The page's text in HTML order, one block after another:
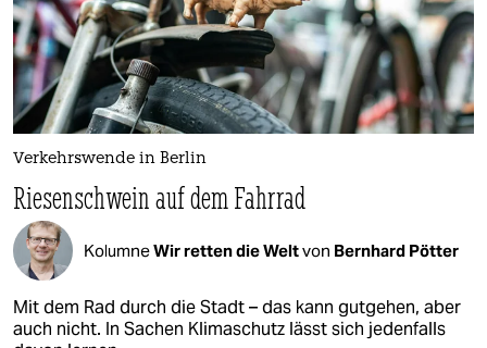
Verkehrswende in Berlin
Riesenschwein auf dem Fahrrad
KolumneWir retten die Weltvon Bernhard Pötter
Mit dem Rad durch die Stadt – das kann gutgehen, aber
auch nicht. In Sachen Klimaschutz lässt sich jedenfalls